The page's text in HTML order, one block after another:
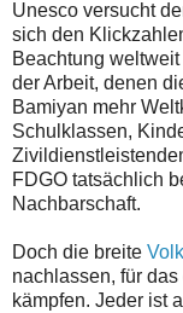
Unesco versucht
sich den
Beachtung
der Arbeit, denen
Bamiyan mehr
Schulklassen,
FDGO tatsächlich
Nachbarschaft.
Doch die breite
nachlassen, für
kämpfen. Jeder ist